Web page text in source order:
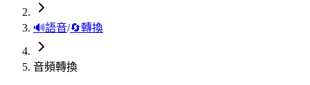
🔊語音/🔄轉換
音頻轉換